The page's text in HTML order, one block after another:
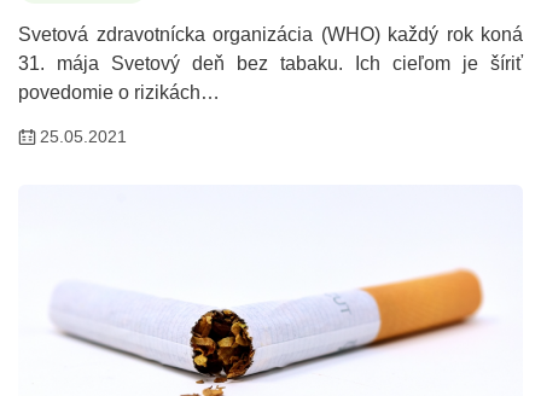
Svetová zdravotnícka organizácia (WHO) každý rok koná
31. mája Svetový deň bez tabaku. Ich cieľom je šíriť
povedomie o rizikách…
25.05.2021